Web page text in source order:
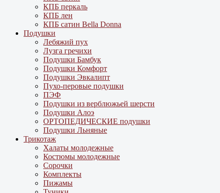
КПБ перкаль
КПБ лен
КПБ сатин Bella Donna
Подушки
Лебяжий пух
Лузга гречихи
Подушки Бамбук
Подушки Комфорт
Подушки Эвкалипт
Пухо-перовые подушки
ПЭФ
Подушки из верблюжьей шерсти
Подушки Алоэ
ОРТОПЕДИЧЕСКИЕ подушки
Подушки Льняные
Трикотаж
Халаты молодежные
Костюмы молодежные
Сорочки
Комплекты
Пижамы